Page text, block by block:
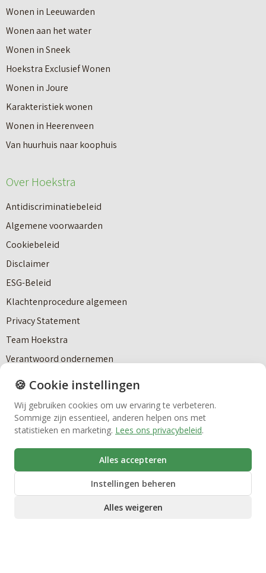
Nieuwbouw
Huren
Bedrijfsmakelaardij
Vastgoedbeheer
VvE beheer
Zorgwoningen
Wonen in Leeuwarden
Wonen aan het water
Wonen in Sneek
Hoekstra Exclusief Wonen
Wonen in Joure
Karakteristiek wonen
Wonen in Heerenveen
Van huurhuis naar koophuis
Over Hoekstra
Antidiscriminatiebeleid
Algemene voorwaarden
Cookiebeleid
Disclaimer
ESG-Beleid
Klachtenprocedure algemeen
Privacy Statement
Team Hoekstra
Verantwoord ondernemen
Werken bij Hoekstra
Social media en contact
info@makelaardijhoekstra.nl
Alle contactgegevens
Bekijk de laatste nieuwsbrief van Makelaardij Hoekstra
🍪 Cookie instellingen
Wij gebruiken cookies om uw ervaring te verbeteren.
Sommige zijn essentieel, anderen helpen ons met
statistieken en marketing. Lees ons privacybeleid.
Alles accepteren
Instellingen beheren
Alles weigeren